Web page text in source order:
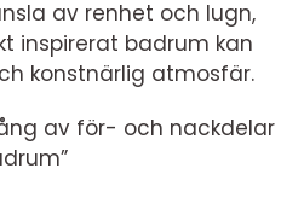
av renhet och lugn,
inspirerat badrum kan
konstnärlig atmosfär.
av för- och nackdelar